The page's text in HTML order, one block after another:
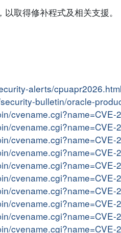
取得修补程式及相关支援。
alerts/cpuapr2026.html
bulletin/oracle-
cvename.cgi?name=CVE-
cvename.cgi?name=CVE-
cvename.cgi?name=CVE-
cvename.cgi?name=CVE-
cvename.cgi?name=CVE-
cvename.cgi?name=CVE-
cvename.cgi?name=CVE-
cvename.cgi?name=CVE-
cvename.cgi?name=CVE-
cvename.cgi?name=CVE-